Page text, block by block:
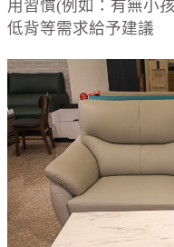
用習慣(例如：有無小
低背等需求給予建議